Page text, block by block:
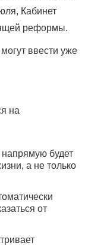
Кабинет
реформы.
ввести уже
на
будет
а не только
от